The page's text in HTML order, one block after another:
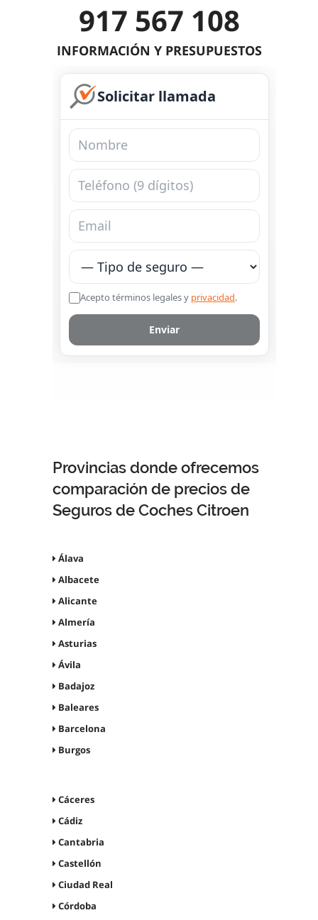
917 567 108
INFORMACIÓN Y PRESUPUESTOS
Provincias donde ofrecemos
comparación de precios de
Seguros de Coches Citroen
Álava
Albacete
Alicante
Almería
Asturias
Ávila
Badajoz
Baleares
Barcelona
Burgos
Cáceres
Cádiz
Cantabria
Castellón
Ciudad Real
Córdoba